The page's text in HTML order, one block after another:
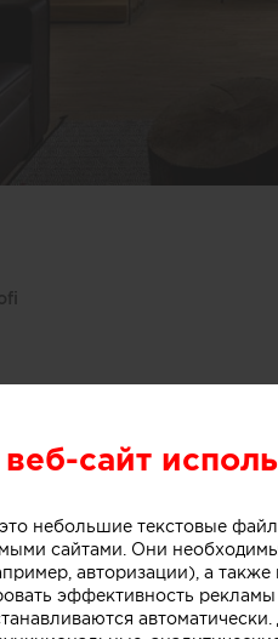
веб-сайт
небольшие текстовые
сайтами. Они
авторизации), а
эффективность